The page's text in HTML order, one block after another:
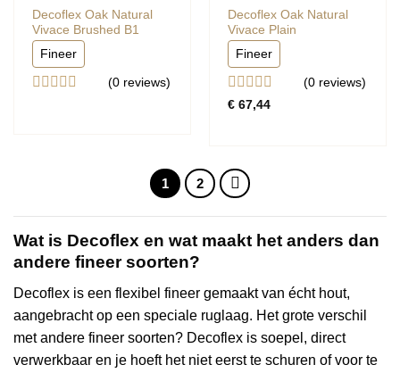
Decoflex Oak Natural
Vivace Brushed B1
Fineer
(0reviews)
Decoflex Oak Natural
Vivace Plain
Fineer
Gewaardeerd
(0reviews)
€67,44
1 2
Wat is Decoflex en wat maakt het anders dan
andere fineer soorten?
Decoflex is een flexibel fineer gemaakt van écht hout,
aangebracht op een speciale ruglaag. Het grote verschil
met andere fineer soorten? Decoflex is soepel, direct
verwerkbaar en je hoeft het niet eerst te schuren of voor te